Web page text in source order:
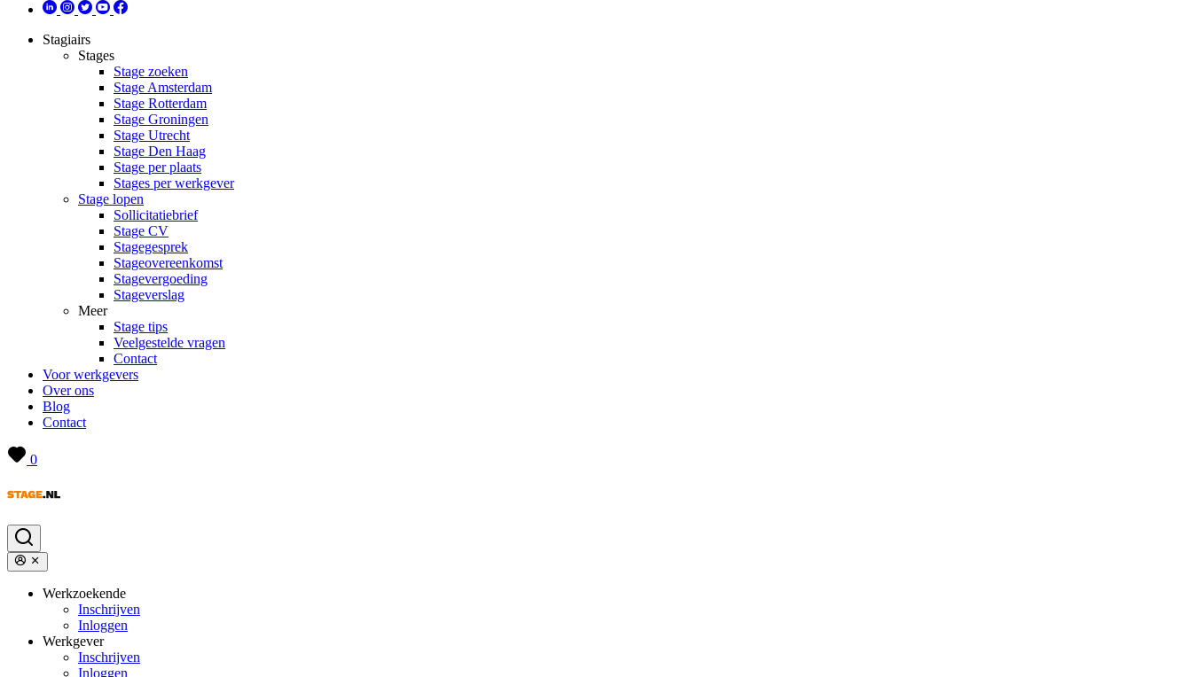
Stagiairs
Stages
Stage zoeken
Stage Amsterdam
Stage Rotterdam
Stage Groningen
Stage Utrecht
Stage Den Haag
Stage per plaats
Stages per werkgever
Stage lopen
Sollicitatiebrief
Stage CV
Stagegesprek
Stageovereenkomst
Stagevergoeding
Stageverslag
Meer
Stage tips
Veelgestelde vragen
Contact
Voor werkgevers
Over ons
Blog
Contact
0
Werkzoekende
Inschrijven
Inloggen
Werkgever
Inschrijven
Inloggen